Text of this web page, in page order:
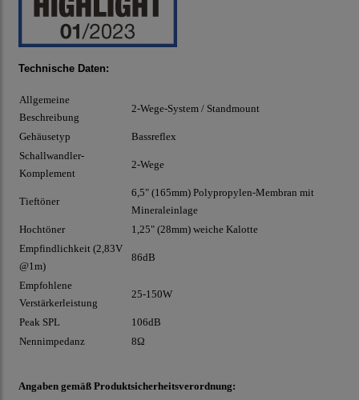
Technische Daten:
Allgemeine
Beschreibung
2-Wege-System / Standmount
Gehäusetyp
Bassreflex
Schallwandler-
Komplement
2-Wege
Tieftöner
6,5" (165mm) Polypropylen-Membran mit
Mineraleinlage
Hochtöner
1,25" (28mm) weiche Kalotte
Empfindlichkeit (2,83V
@1m)
86dB
Empfohlene
Verstärkerleistung
25-150W
Peak SPL
106dB
Nennimpedanz
8Ω
Angaben gemäß Produktsicherheitsverordnung: